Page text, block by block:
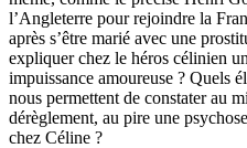
l’Angleterre pour rejoindre la
après s’être marié avec une
expliquer chez le héros célinien
impuissance amoureuse ? Quels
nous permettent de constater au
dérèglement, au pire une
chez Céline ?